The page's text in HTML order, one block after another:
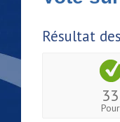
Résultat
33
Pour